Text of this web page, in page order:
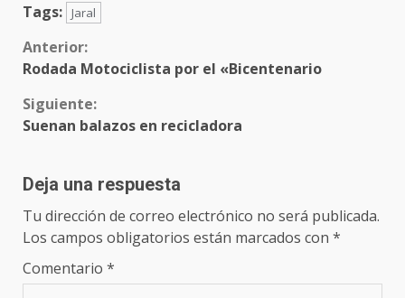
Tags: Jaral
Sigue
Anterior:
Rodada Motociclista por el «Bicentenario
Siguiente:
Suenan balazos en recicladora
Deja una respuesta
Tu dirección de correo electrónico no será publicada.
Los campos obligatorios están marcados con *
Comentario *